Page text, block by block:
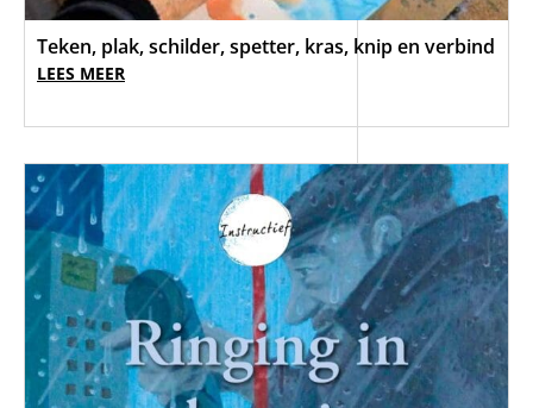
Teken, plak, schilder, spetter, kras, knip en verbind
LEES MEER